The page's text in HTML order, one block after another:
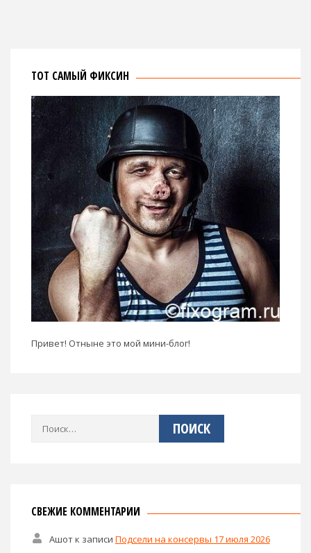
ТОТ САМЫЙ ФИКСИН
Привет! Отныне это мой мини-блог!
СВЕЖИЕ КОММЕНТАРИИ
Ашотк записи Подсели на консервы 17 июля 2026